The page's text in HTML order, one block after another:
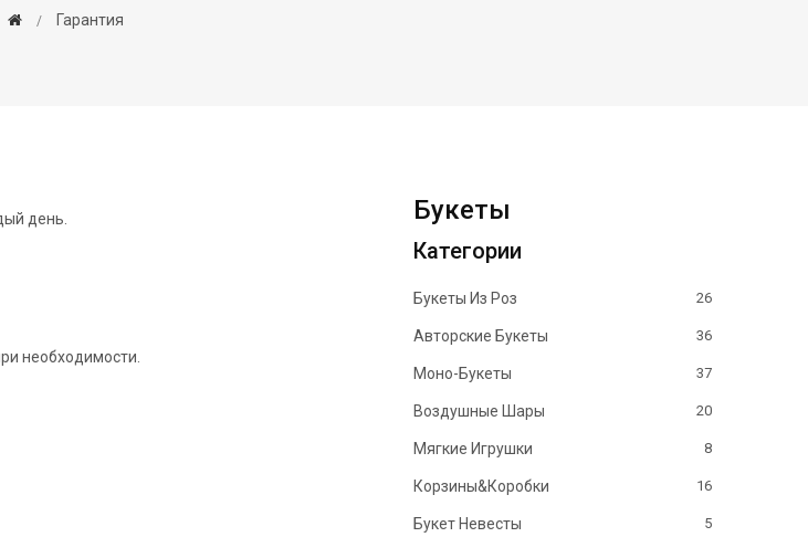
Гарантия
Букеты
Категории
Букеты Из Роз 26
Авторские Букеты 36
Моно-Букеты 37
Воздушные Шары 20
Мягкие Игрушки 8
Корзины&Коробки 16
Букет Невесты 5
день.
необходимости.